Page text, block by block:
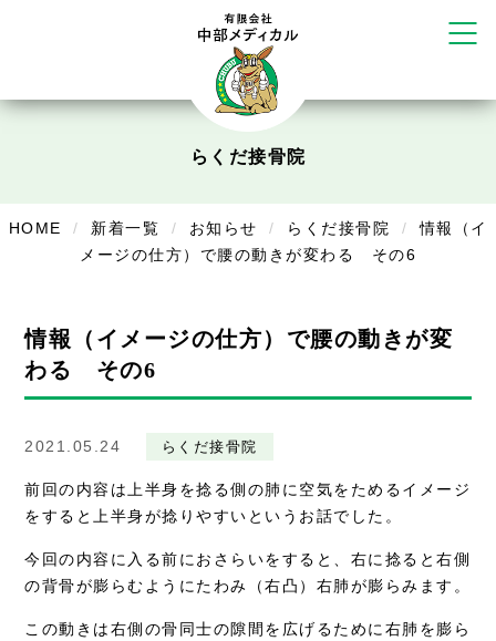
かえる堂鍼灸院 整骨院 うるま店
塚店
デイサービスあやめ
在宅部門事務所
美容
症例別施術
採用情報
らくだ接骨院
HOME 新着一覧 お知らせ らくだ接骨院
情報（イ
メージの仕方）で腰の動きが変わる その6
情報（イメージの仕方）で腰の動きが変
わる その6
2021.05.24 らくだ接骨院
前回の内容は上半身を捻る側の肺に空気をためるイメージ
をすると上半身が捻りやすいというお話でした。
今回の内容に入る前におさらいをすると、右に捻ると右側
の背骨が膨らむようにたわみ（右凸）右肺が膨らみます。
この動きは右側の骨同士の隙間を広げるために右肺を膨ら